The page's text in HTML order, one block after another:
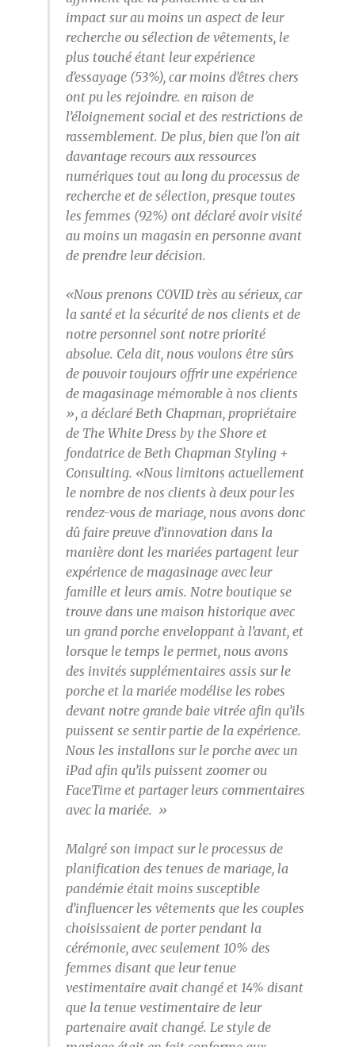
impact sur au moins un aspect de leur
recherche ou sélection de vêtements, le
plus touché étant leur expérience
d’essayage (53%), car moins d’êtres chers
ont pu les rejoindre. en raison de
l’éloignement social et des restrictions de
rassemblement. De plus, bien que l’on ait
davantage recours aux ressources
numériques tout au long du processus de
recherche et de sélection, presque toutes
les femmes (92%) ont déclaré avoir visité
au moins un magasin en personne avant
de prendre leur décision.
«Nous prenons COVID très au sérieux, car
la santé et la sécurité de nos clients et de
notre personnel sont notre priorité
absolue. Cela dit, nous voulons être sûrs
de pouvoir toujours offrir une expérience
de magasinage mémorable à nos clients
», a déclaré Beth Chapman, propriétaire
de The White Dress by the Shore et
fondatrice de Beth Chapman Styling +
Consulting. «Nous limitons actuellement
le nombre de nos clients à deux pour les
rendez-vous de mariage, nous avons donc
dû faire preuve d’innovation dans la
manière dont les mariées partagent leur
expérience de magasinage avec leur
famille et leurs amis. Notre boutique se
trouve dans une maison historique avec
un grand porche enveloppant à l’avant, et
lorsque le temps le permet, nous avons
des invités supplémentaires assis sur le
porche et la mariée modélise les robes
devant notre grande baie vitrée afin qu’ils
puissent se sentir partie de la expérience.
Nous les installons sur le porche avec un
iPad afin qu’ils puissent zoomer ou
FaceTime et partager leurs commentaires
avec la mariée. »
Malgré son impact sur le processus de
planification des tenues de mariage, la
pandémie était moins susceptible
d’influencer les vêtements que les couples
choisissaient de porter pendant la
cérémonie, avec seulement 10% des
femmes disant que leur tenue
vestimentaire avait changé et 14% disant
que la tenue vestimentaire de leur
partenaire avait changé. Le style de